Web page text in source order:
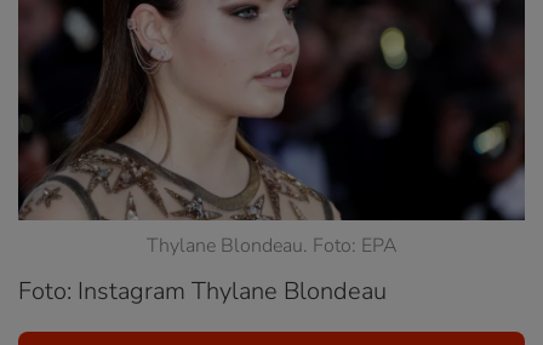
Thylane Blondeau. Foto: EPA
Foto: Instagram Thylane Blondeau